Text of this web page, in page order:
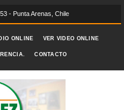
- Punta Arenas, Chile
ONLINE VER VIDEO ONLINE
CONTACTO